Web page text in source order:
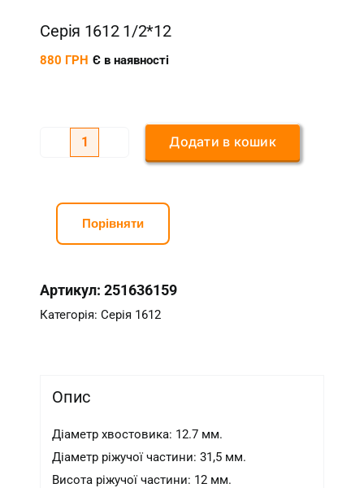
Серія 1612 1/2*12
880 ГРН Є в наявності
кількість
Додати в кошик
Порівняти
Артикул:251636159
Категорія:Серія 1612
Опис
Діаметр хвостовика: 12.7 мм.
Діаметр ріжучої частини: 31,5 мм.
Висота ріжучої частини: 12 мм.